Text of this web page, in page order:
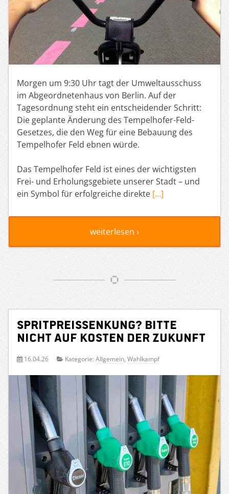
Morgen um 9:30 Uhr tagt der Umweltausschuss
im Abgeordnetenhaus von Berlin. Auf der
Tagesordnung steht ein entscheidender Schritt:
Die geplante Änderung des Tempelhofer-Feld-
Gesetzes, die den Weg für eine Bebauung des
Tempelhofer Feld ebnen würde.
Das Tempelhofer Feld ist eines der wichtigsten
Frei- und Erholungsgebiete unserer Stadt – und
ein Symbol für erfolgreiche direkte […]
weiterlesen ›
Spritpreissenkung? Bitte
nicht auf Kosten der Zukunft
16.04.26 Kategorie: Allgemein, Wahlkampf